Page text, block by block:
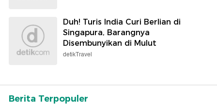
Duh! Turis India Curi Berlian di
Singapura, Barangnya
Disembunyikan di Mulut
detikTravel
Berita Terpopuler